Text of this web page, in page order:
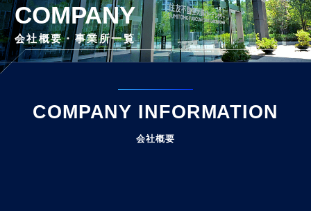
COMPANY
会社概要・事業所一覧
COMPANY INFORMATION
会社概要